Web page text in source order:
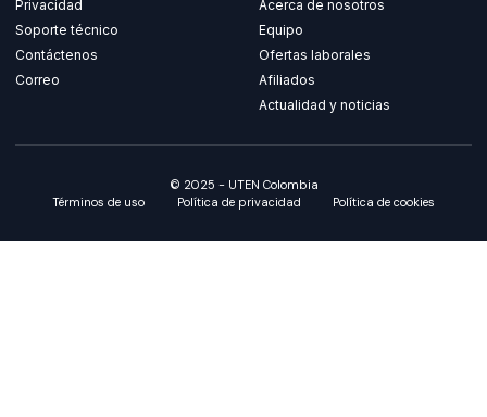
Privacidad
Soporte técnico
Contáctenos
Correo
Acerca de nosotros
Equipo
Ofertas laborales
Afiliados
Actualidad y noticias
© 2025 - UTEN Colombia
Términos de uso
Política de privacidad Política de cookies